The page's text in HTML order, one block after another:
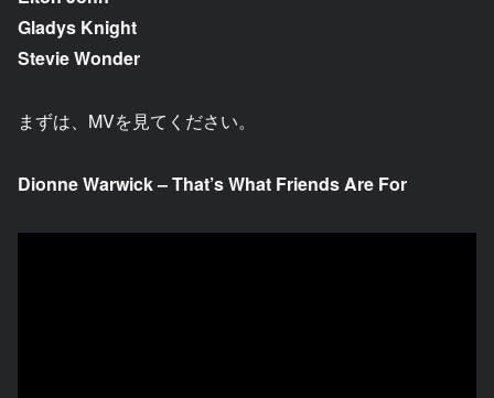
Gladys Knight
Stevie Wonder
まずは、MVを見てください。
Dionne Warwick – That’s What Friends Are For